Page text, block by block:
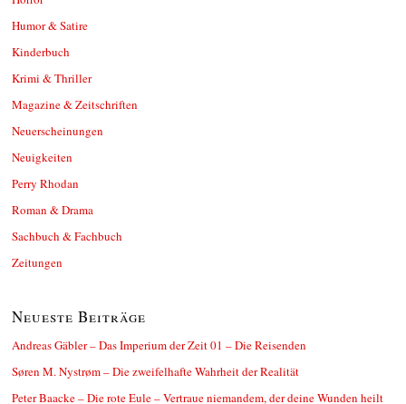
Humor & Satire
Kinderbuch
Krimi & Thriller
Magazine & Zeitschriften
Neuerscheinungen
Neuigkeiten
Perry Rhodan
Roman & Drama
Sachbuch & Fachbuch
Zeitungen
Neueste Beiträge
Andreas Gäbler – Das Imperium der Zeit 01 – Die Reisenden
Søren M. Nystrøm – Die zweifelhafte Wahrheit der Realität
Peter Baacke – Die rote Eule – Vertraue niemandem, der deine Wunden heilt